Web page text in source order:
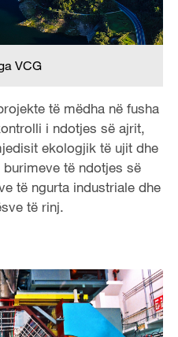
VCG
të mëdha në fusha
i ndotjes së ajrit,
ekologjik të ujit dhe
të ndotjes së
të ngurta industriale dhe
të rinj.